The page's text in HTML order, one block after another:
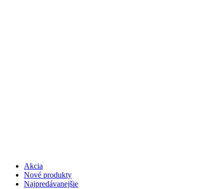
Akcia
Nové produkty
Najpredávanejšie